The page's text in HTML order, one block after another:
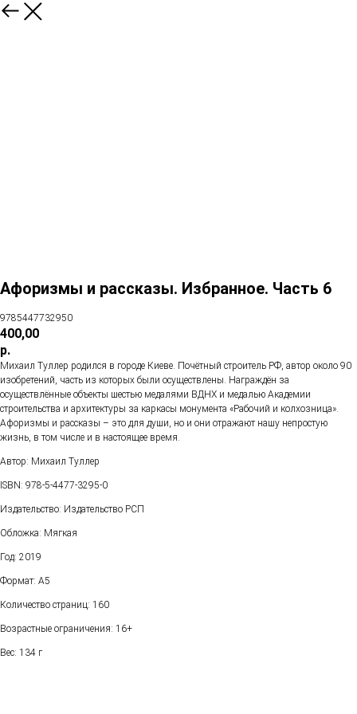
Афоризмы и рассказы. Избранное. Часть 6
9785447732950
400,00
р.
Михаил Туллер родился в городе Киеве. Почётный строитель РФ, автор около 90
изобретений, часть из которых были осуществлены. Награждён за
осуществлённые объекты шестью медалями ВДНХ и медалью Академии
строительства и архитектуры за каркасы монумента «Рабочий и колхозница».
Афоризмы и рассказы – это для души, но и они отражают нашу непростую
жизнь, в том числе и в настоящее время.
Автор: Михаил Туллер
ISBN: 978-5-4477-3295-0
Издательство: Издательство РСП
Обложка: Мягкая
Год: 2019
Формат: А5
Количество страниц: 160
Возрастные ограничения: 16+
Вес: 134 г